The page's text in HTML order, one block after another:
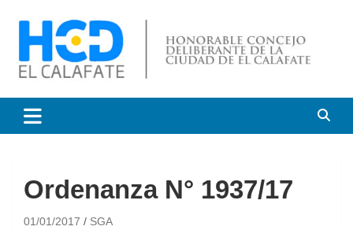
Honorable Concejo
Deliberante de El Calafate
Ordenanza N° 1937/17
01/01/2017 SGA